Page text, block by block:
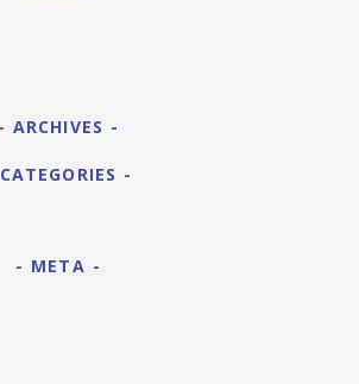
ARCHIVES
CATEGORIES
META